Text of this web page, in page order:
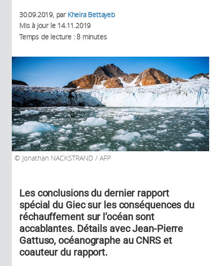
30.09.2019, par Kheira Bettayeb
Mis à jour le 14.11.2019
Temps de lecture : 8 minutes
Jonathan NACKSTRAND / AFP
Les conclusions du dernier rapport
spécial du Giec sur les conséquences du
réchauffement sur l’océan sont
accablantes. Détails avec Jean-Pierre
Gattuso, océanographe au CNRS et
coauteur du rapport.